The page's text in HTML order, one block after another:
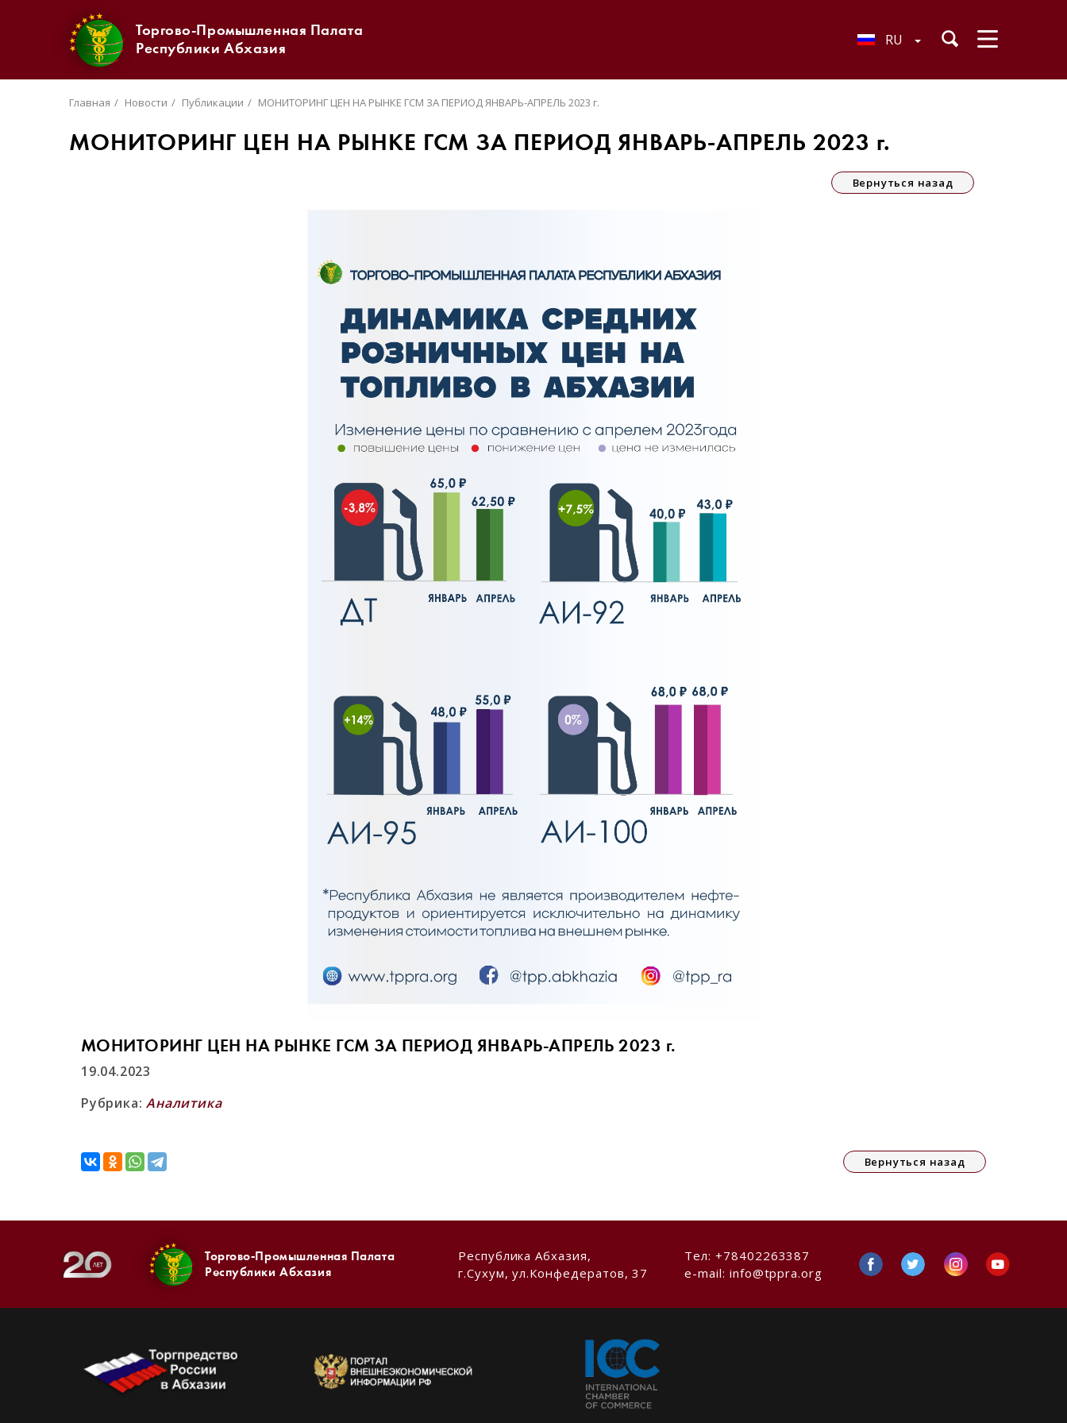
Торгово-Промышленная Палата
Республики Абхазия
RU
Главная Новости Публикации МОНИТОРИНГ ЦЕН НА РЫНКЕ ГСМ ЗА ПЕРИОД ЯНВАРЬ-АПРЕЛЬ 2023 г.
МОНИТОРИНГ ЦЕН НА РЫНКЕ ГСМ ЗА ПЕРИОД ЯНВАРЬ-АПРЕЛЬ 2023 г.
Вернуться назад
МОНИТОРИНГ ЦЕН НА РЫНКЕ ГСМ ЗА ПЕРИОД ЯНВАРЬ-АПРЕЛЬ 2023 г.
19.04.2023
Рубрика:Аналитика
Вернуться назад
Торгово-Промышленная Палата
Республики Абхазия
Республика Абхазия,
г.Сухум, ул.Конфедератов, 37
Тел: +78402263387
e-mail: info@tppra.org